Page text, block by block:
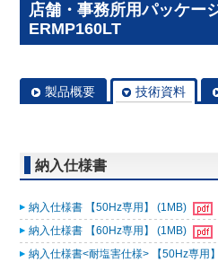
店舗・事務所用パッケー
ERMP160LT
製品概要 技術資料
納入仕様書
納入仕様書 【50Hz専用】 (1MB)
納入仕様書 【60Hz専用】 (1MB)
納入仕様書<耐塩害仕様> 【50Hz専用